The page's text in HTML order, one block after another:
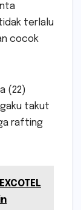
terlalu
cocok
(22)
takut
rafting